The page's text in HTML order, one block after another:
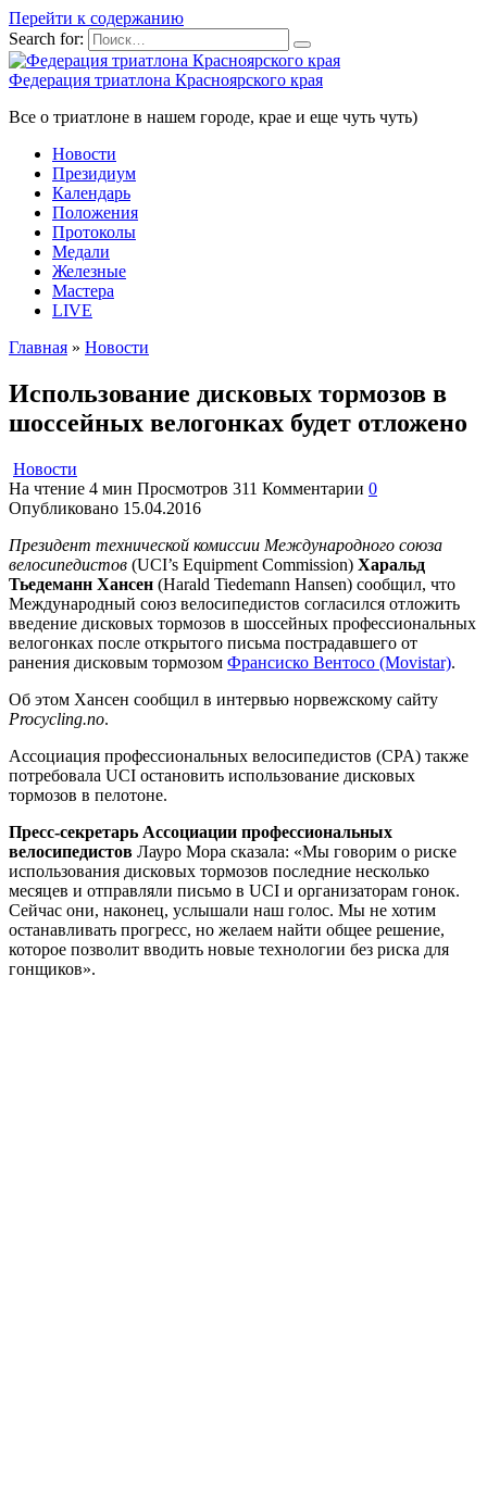
Перейти к содержанию
Search for:
Федерация триатлона Красноярского края
Все о триатлоне в нашем городе, крае и еще чуть чуть)
Новости
Президиум
Календарь
Положения
Протоколы
Медали
Железные
Мастера
LIVE
Главная » Новости
Использование дисковых тормозов в
шоссейных велогонках будет отложено
Новости
На чтение 4 мин Просмотров 311 Комментарии 0
Опубликовано 15.04.2016
Президент технической комиссии Международного союза
велосипедистов (UCI’s Equipment Commission) Харальд
Тьедеманн Хансен (Harald Tiedemann Hansen) сообщил, что
Международный союз велосипедистов согласился отложить
введение дисковых тормозов в шоссейных профессиональных
велогонках после открытого письма пострадавшего от
ранения дисковым тормозом Франсиско Вентосо (Movistar).
Об этом Хансен сообщил в интервью норвежскому сайту
Procycling.no.
Ассоциация профессиональных велосипедистов (CPA) также
потребовала UCI остановить использование дисковых
тормозов в пелотоне.
Пресс-секретарь Ассоциации профессиональных
велосипедистов Лауро Мора сказала: «Мы говорим о риске
использования дисковых тормозов последние несколько
месяцев и отправляли письмо в UCI и организаторам гонок.
Сейчас они, наконец, услышали наш голос. Мы не хотим
останавливать прогресс, но желаем найти общее решение,
которое позволит вводить новые технологии без риска для
гонщиков».